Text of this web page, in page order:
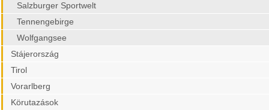
Salzburger Sportwelt
Tennengebirge
Wolfgangsee
Stájerország
Tirol
Vorarlberg
Körutazások